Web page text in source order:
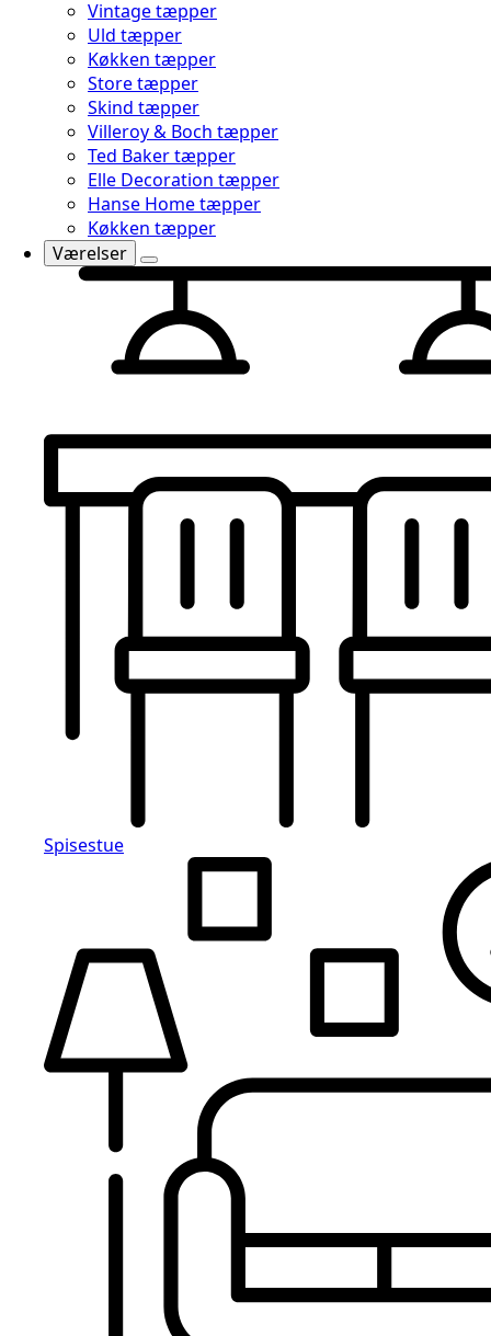
Vintage tæpper
Uld tæpper
Køkken tæpper
Store tæpper
Skind tæpper
Villeroy & Boch tæpper
Ted Baker tæpper
Elle Decoration tæpper
Hanse Home tæpper
Køkken tæpper
Værelser
Spisestue